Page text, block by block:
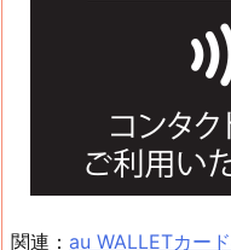
関連： au WALLETカー